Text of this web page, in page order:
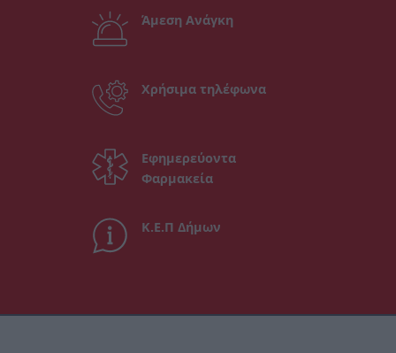
Άμεση Ανάγκη
Χρήσιμα τηλέφωνα
Εφημερεύοντα
Φαρμακεία
Κ.Ε.Π Δήμων